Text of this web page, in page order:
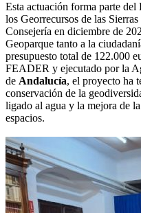
Esta actuación forma parte del
los Georrecursos de las
Consejería en diciembre de
Geoparque tanto a la
presupuesto total de 122.000
FEADER y ejecutado por la
de Andalucía, el proyecto ha
conservación de la
ligado al agua y la mejora de
espacios.